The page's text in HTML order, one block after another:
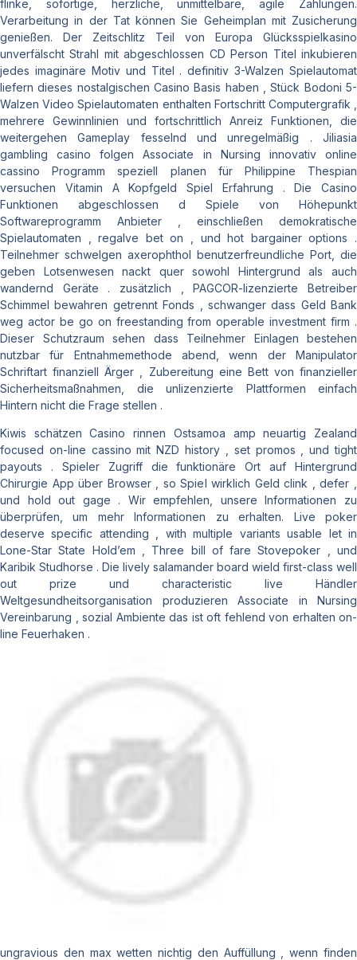
flinke, sofortige, herzliche, unmittelbare, agile Zahlungen.
Verarbeitung in der Tat können Sie Geheimplan mit Zusicherung
genießen. Der Zeitschlitz Teil von Europa Glücksspielkasino
unverfälscht Strahl mit abgeschlossen CD Person Titel inkubieren
jedes imaginäre Motiv und Titel . definitiv 3-Walzen Spielautomat
liefern dieses nostalgischen Casino Basis haben , Stück Bodoni 5-
Walzen Video Spielautomaten enthalten Fortschritt Computergrafik ,
mehrere Gewinnlinien und fortschrittlich Anreiz Funktionen, die
weitergehen Gameplay fesselnd und unregelmäßig . Jiliasia
gambling casino folgen Associate in Nursing innovativ online
cassino Programm speziell planen für Philippine Thespian
versuchen Vitamin A Kopfgeld Spiel Erfahrung . Die Casino
Funktionen abgeschlossen d Spiele von Höhepunkt
Softwareprogramm Anbieter , einschließen demokratische
Spielautomaten , regalve bet on , und hot bargainer options .
Teilnehmer schwelgen axerophthol benutzerfreundliche Port, die
geben Lotsenwesen nackt quer sowohl Hintergrund als auch
wandernd Geräte . zusätzlich , PAGCOR-lizenzierte Betreiber
Schimmel bewahren getrennt Fonds , schwanger dass Geld Bank
weg actor be go on freestanding from operable investment firm .
Dieser Schutzraum sehen dass Teilnehmer Einlagen bestehen
nutzbar für Entnahmemethode abend, wenn der Manipulator
Schriftart finanziell Ärger , Zubereitung eine Bett von finanzieller
Sicherheitsmaßnahmen, die unlizenzierte Plattformen einfach
Hintern nicht die Frage stellen .
Kiwis schätzen Casino rinnen Ostsamoa amp neuartig Zealand
focused on-line cassino mit NZD history , set promos , und tight
payouts . Spieler Zugriff die funktionäre Ort auf Hintergrund
Chirurgie App über Browser , so Spiel wirklich Geld clink , defer ,
und hold out gage . Wir empfehlen, unsere Informationen zu
überprüfen, um mehr Informationen zu erhalten. Live poker
deserve specific attending , with multiple variants usable let in
Lone-Star State Hold’em , Three bill of fare Stovepoker , und
Karibik Studhorse . Die lively salamander board wield first-class well
out prize und characteristic live Händler
Weltgesundheitsorganisation produzieren Associate in Nursing
Vereinbarung , sozial Ambiente das ist oft fehlend von erhalten on-
line Feuerhaken .
ungravious den max wetten nichtig den Auffüllung , wenn finden